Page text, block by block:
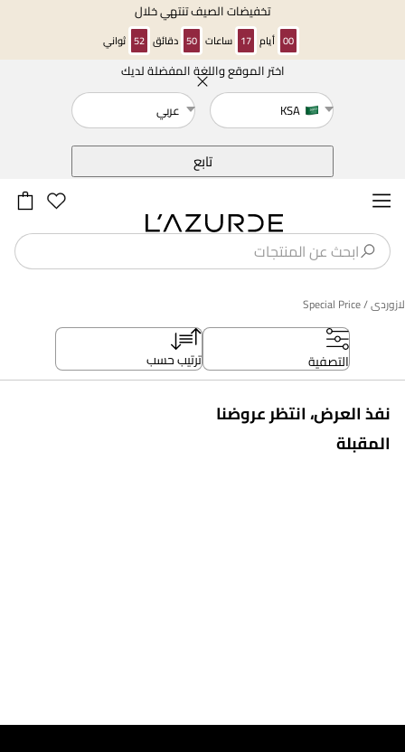
تخفيضات الصيف تنتهي خلال
00 أيام 17 ساعات 50 دقائق 52 ثواني
اختر الموقع واللغة المفضلة لديك
KSA
عربي
تابع
لازوردى/ Special Price
التصفية ترتيب حسب
نفذ العرض، انتظر عروضنا
المقبلة